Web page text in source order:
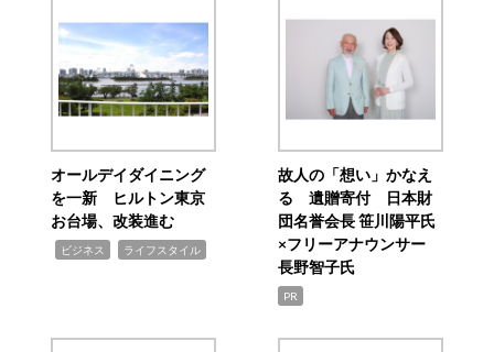
オールデイダイニング
を一新 ヒルトン東京
お台場、改装進む
ビジネス ライフスタイル
故人の「想い」かなえ
る 遺贈寄付 日本財
団名誉会長 笹川陽平氏
×フリーアナウンサー
長野智子氏
PR